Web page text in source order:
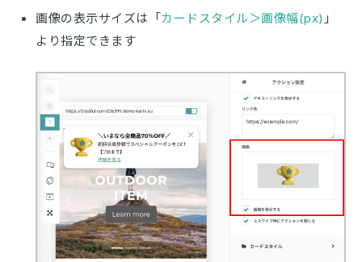
画像の表示サイズは「カードスタイル＞画像幅(px) 」
より指定できます